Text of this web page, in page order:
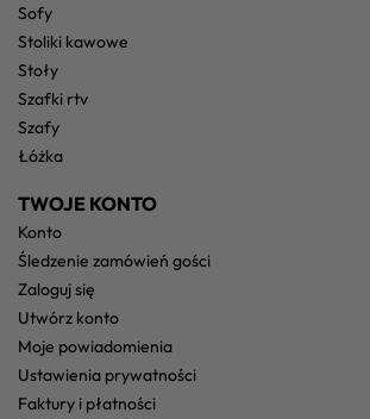
sofy
stoliki kawowe
stoły
szafki rtv
szafy
łóżka
TWOJE KONTO
konto
śledzenie zamówień gości
zaloguj się
utwórz konto
moje powiadomienia
ustawienia prywatności
faktury i płatności